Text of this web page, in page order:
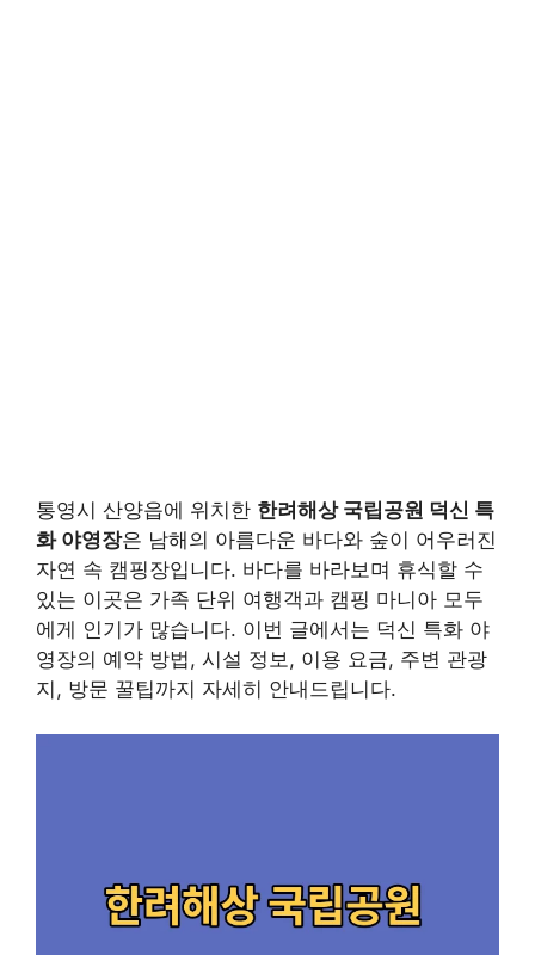
통영시 산양읍에 위치한 한려해상 국립공원 덕신 특
화 야영장은 남해의 아름다운 바다와 숲이 어우러진
자연 속 캠핑장입니다. 바다를 바라보며 휴식할 수
있는 이곳은 가족 단위 여행객과 캠핑 마니아 모두
에게 인기가 많습니다. 이번 글에서는 덕신 특화 야
영장의 예약 방법, 시설 정보, 이용 요금, 주변 관광
지, 방문 꿀팁까지 자세히 안내드립니다.